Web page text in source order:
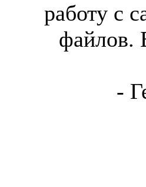
работу с
файлов.
-